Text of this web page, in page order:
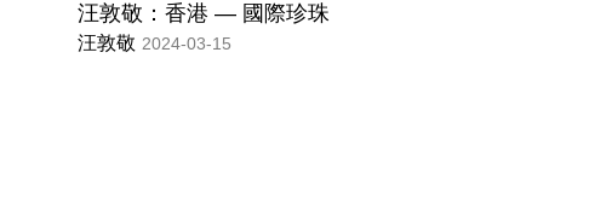
汪敦敬：香港 — 國際珍珠
汪敦敬 2024-03-15